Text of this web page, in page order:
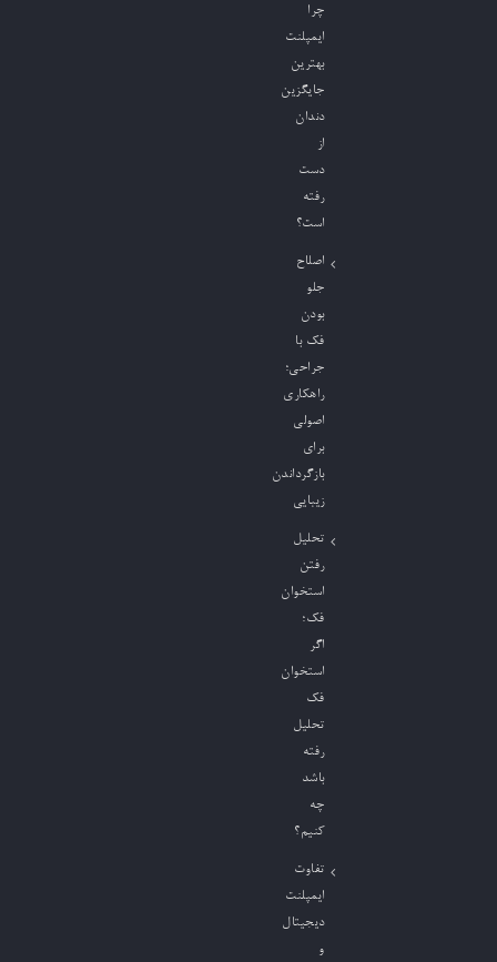
چرا
ایمپلنت
بهترین
جایگزین
دندان
از
دست
رفته
است؟
اصلاح
جلو
بودن
فک با
جراحی؛
راهکاری
اصولی
برای
بازگرداندن
زیبایی
تحلیل
رفتن
استخوان
فک؛
اگر
استخوان
فک
تحلیل
رفته
باشد
چه
کنیم؟
تفاوت
ایمپلنت
دیجیتال
و